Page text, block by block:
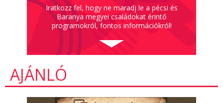
Iratkozz fel, hogy ne maradj le a pécsi és
Baranya megyei családokat érintő
programokról, fontos információkról!
AJÁNLÓ